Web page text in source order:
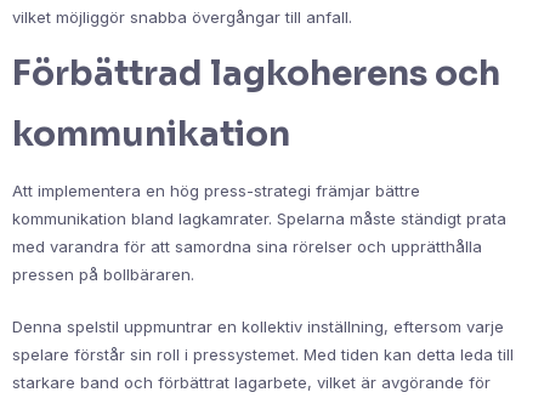
vilket möjliggör snabba övergångar till anfall.
Förbättrad lagkoherens och
kommunikation
Att implementera en hög press-strategi främjar bättre
kommunikation bland lagkamrater. Spelarna måste ständigt prata
med varandra för att samordna sina rörelser och upprätthålla
pressen på bollbäraren.
Denna spelstil uppmuntrar en kollektiv inställning, eftersom varje
spelare förstår sin roll i pressystemet. Med tiden kan detta leda till
starkare band och förbättrat lagarbete, vilket är avgörande för